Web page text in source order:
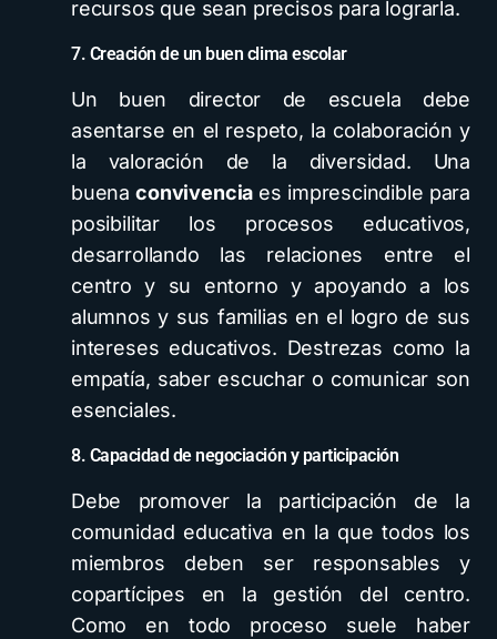
recursos que sean precisos para lograrla.
7. Creación de un buen clima escolar
Un buen director de escuela debe
asentarse en el respeto, la colaboración y
la valoración de la diversidad. Una
buenaconvivencia es imprescindible para
posibilitar los procesos educativos,
desarrollando las relaciones entre el
centro y su entorno y apoyando a los
alumnos y sus familias en el logro de sus
intereses educativos. Destrezas como la
empatía, saber escuchar o comunicar son
esenciales.
8. Capacidad de negociación y participación
Debe promover la participación de la
comunidad educativa en la que todos los
miembros deben ser responsables y
copartícipes en la gestión del centro.
Como en todo proceso suele haber